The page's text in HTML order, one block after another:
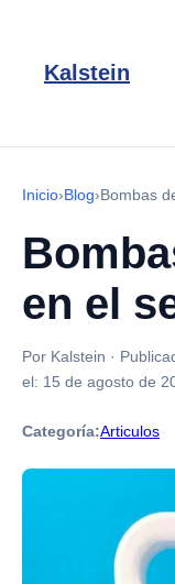
Kalstein
Inicio›Blog›Bombas
en el
Por Kalstein ·
el: 15 de agosto de
Categoría:Articulos